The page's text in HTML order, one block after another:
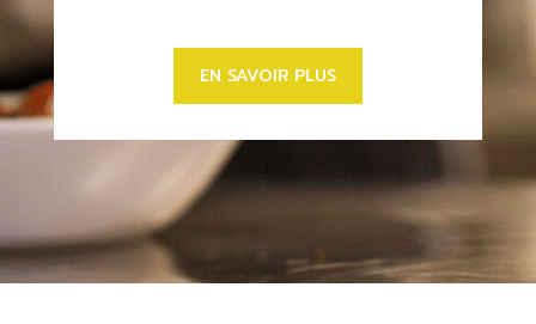
EN SAVOIR PLUS